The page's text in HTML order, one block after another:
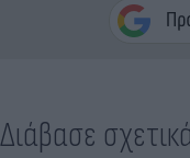
Διάβασε